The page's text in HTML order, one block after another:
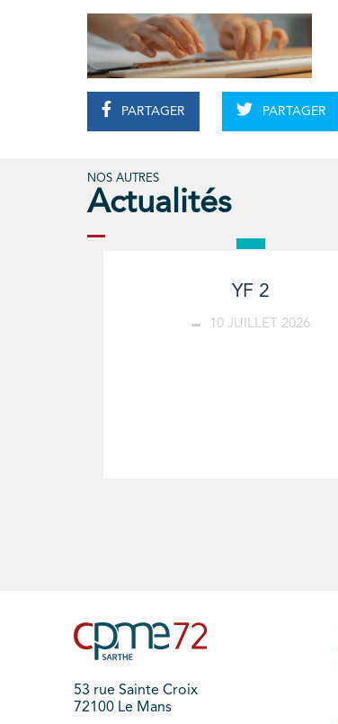
PARTAGER PARTAGER
NOS AUTRES
Actualités
YF 2
10 JUILLET 2026
53 rue Sainte Croix
72100 Le Mans